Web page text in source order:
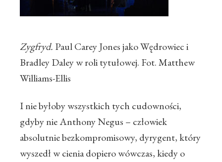
Zygfryd. Paul Carey Jones jako Wędrowiec i
Bradley Daley w roli tytułowej. Fot. Matthew
Williams-Ellis
I nie byłoby wszystkich tych cudowności,
gdyby nie Anthony Negus – człowiek
absolutnie bezkompromisowy, dyrygent, który
wyszedł w cienia dopiero wówczas, kiedy o